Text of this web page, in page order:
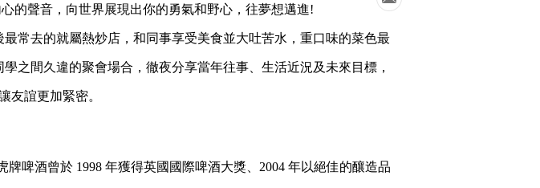
的聲音，向世界展現出你的勇氣和野心，往夢想邁進!
常去的就屬熱炒店，和同事享受美食並大吐苦水，重口味的菜色最
之間久違的聚會場合，徹夜分享當年往事、生活近況及未來目標，
友誼更加緊密。
啤酒曾於 1998 年獲得英國國際啤酒大獎、2004 年以絕佳的釀造品